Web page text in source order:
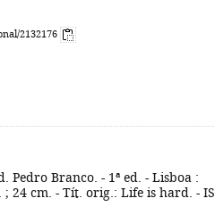
2132176
Pedro Branco. - 1ª ed. - Lisboa :
24 cm. - Tít. orig.: Life is hard. -